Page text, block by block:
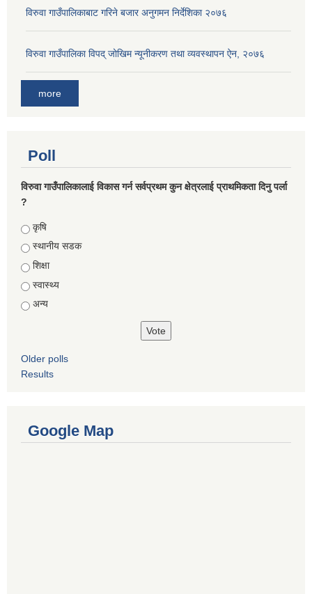
विरुवा गाउँपालिकाबाट गरिने बजार अनुगमन निर्देशिका २०७६
विरुवा गाउँपालिका विपद् जोखिम न्यूनीकरण तथा व्यवस्थापन ऐन, २०७६
more
Poll
विरुवा गाउँपालिकालाई विकास गर्न सर्वप्रथम कुन क्षेत्रलाई प्राथमिकता दिनु पर्ला
?
Choices
कृषि
स्थानीय सडक
शिक्षा
स्वास्थ्य
अन्य
Older polls
Results
Google Map